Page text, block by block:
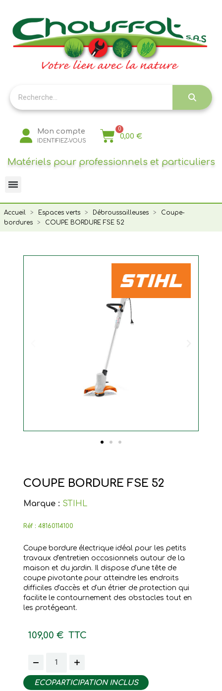
Mon compte
IDENTIFIEZ-VOUS
0,00 €
Matériels pour professionnels et particuliers
Accueil Espaces verts Débroussailleuses
Coupe-
bordures
COUPE BORDURE FSE 52
COUPE BORDURE FSE 52
Marque : STIHL
Réf : 48160114100
Coupe bordure électrique idéal pour les petits
travaux d'entretien occasionnels autour de la
maison et du jardin. Il dispose d'une tête de
coupe pivotante pour atteindre les endroits
difficiles d'accès et d'un étrier de protection qui
facilite le contournement des obstacles tout en
les protégeant.
109,00 € TTC
ECOPARTICIPATION INCLUS